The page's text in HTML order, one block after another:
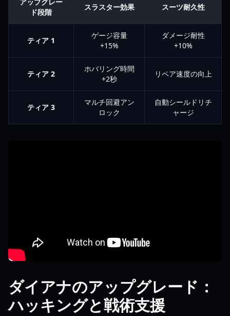
ド段階
スラスター効果 スーツ耐久性
ティア 1
ゲージ容量
+15%
ダメージ耐性
+10%
ティア 2
ホバリング時間
+2秒
リペア速度の向上
ティア 3
マルチ回避アン
ロック
自動シールドリチ
ャージ
ダイアナのアップグレード：
ハッキングと戦術支援